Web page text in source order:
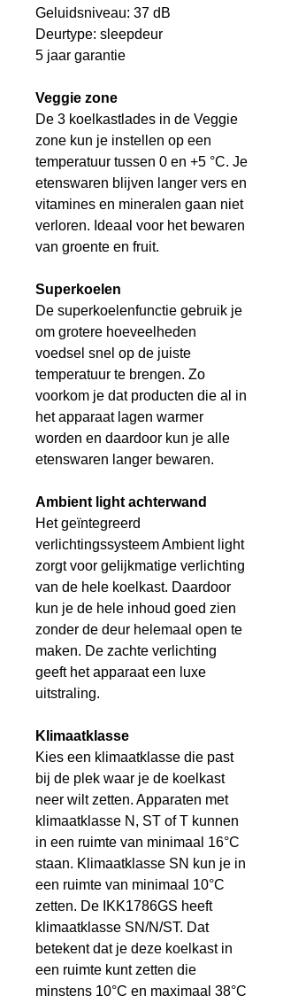
Geluidsniveau: 37 dB
Deurtype: sleepdeur
5 jaar garantie
Veggie zone
De 3 koelkastlades in de Veggie
zone kun je instellen op een
temperatuur tussen 0 en +5 °C. Je
etenswaren blijven langer vers en
vitamines en mineralen gaan niet
verloren. Ideaal voor het bewaren
van groente en fruit.
Superkoelen
De superkoelenfunctie gebruik je
om grotere hoeveelheden
voedsel snel op de juiste
temperatuur te brengen. Zo
voorkom je dat producten die al in
het apparaat lagen warmer
worden en daardoor kun je alle
etenswaren langer bewaren.
Ambient light achterwand
Het geïntegreerd
verlichtingssysteem Ambient light
zorgt voor gelijkmatige verlichting
van de hele koelkast. Daardoor
kun je de hele inhoud goed zien
zonder de deur helemaal open te
maken. De zachte verlichting
geeft het apparaat een luxe
uitstraling.
Klimaatklasse
Kies een klimaatklasse die past
bij de plek waar je de koelkast
neer wilt zetten. Apparaten met
klimaatklasse N, ST of T kunnen
in een ruimte van minimaal 16°C
staan. Klimaatklasse SN kun je in
een ruimte van minimaal 10°C
zetten. De IKK1786GS heeft
klimaatklasse SN/N/ST. Dat
betekent dat je deze koelkast in
een ruimte kunt zetten die
minstens 10°C en maximaal 38°C